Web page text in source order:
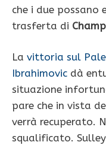
che i due possano
trasferta di
La vittoria sul
Ibrahimovic dà
situazione
pare che in vista
verrà recuperato.
squalificato.